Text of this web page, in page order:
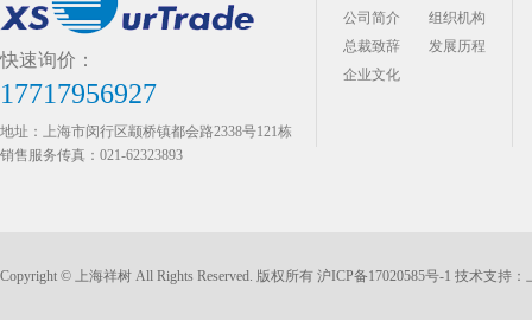
快速询价：
17717956927
地址：上海市闵行区颛桥镇都会路2338号121栋
销售服务传真：021-62323893
公司简介
组织机构
总裁致辞
发展历程
企业文化
Copyright © 上海祥树 All Rights Reserved. 版权所有 沪ICP备17020585号-1 技术支持：